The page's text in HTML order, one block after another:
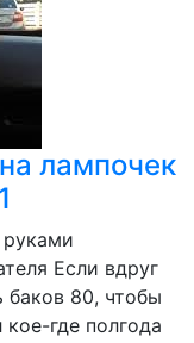
лампочек
Если вдруг
баков 80, чтобы
где полгода